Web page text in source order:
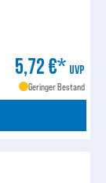
5,72 €* UVP
Geringer Bestand